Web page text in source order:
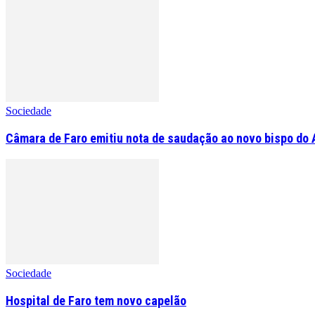
Sociedade
Câmara de Faro emitiu nota de saudação ao novo bispo do
Sociedade
Hospital de Faro tem novo capelão